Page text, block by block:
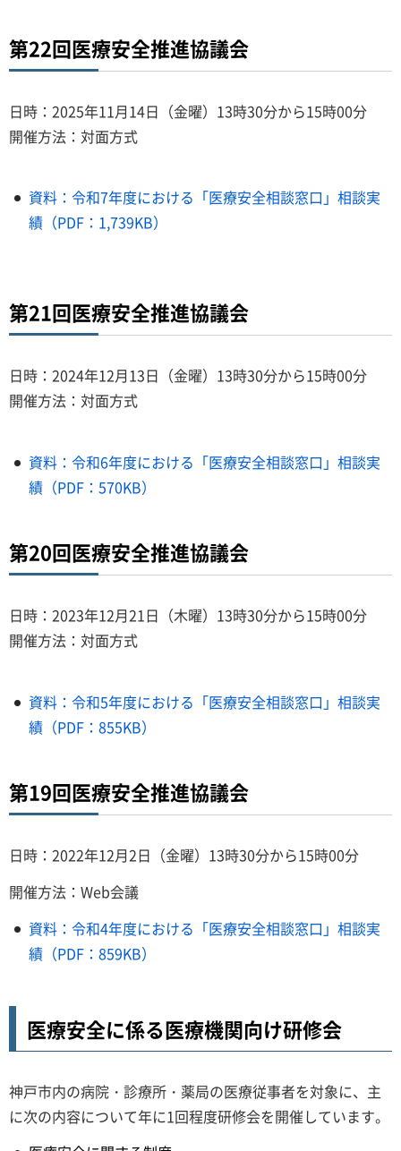
第22回医療安全推進協議会
日時：2025年11月14日（金曜）13時30分から15時00分
開催方法：対面方式
資料：令和7年度における「医療安全相談窓口」相談実
績（PDF：1,739KB）
第21回医療安全推進協議会
日時：2024年12月13日（金曜）13時30分から15時00分
開催方法：対面方式
資料：令和6年度における「医療安全相談窓口」相談実
績（PDF：570KB）
第20回医療安全推進協議会
日時：2023年12月21日（木曜）13時30分から15時00分
開催方法：対面方式
資料：令和5年度における「医療安全相談窓口」相談実
績（PDF：855KB）
第19回医療安全推進協議会
日時：2022年12月2日（金曜）13時30分から15時00分
開催方法：Web会議
資料：令和4年度における「医療安全相談窓口」相談実
績（PDF：859KB）
医療安全に係る医療機関向け研修会
神戸市内の病院・診療所・薬局の医療従事者を対象に、主
に次の内容について年に1回程度研修会を開催しています。